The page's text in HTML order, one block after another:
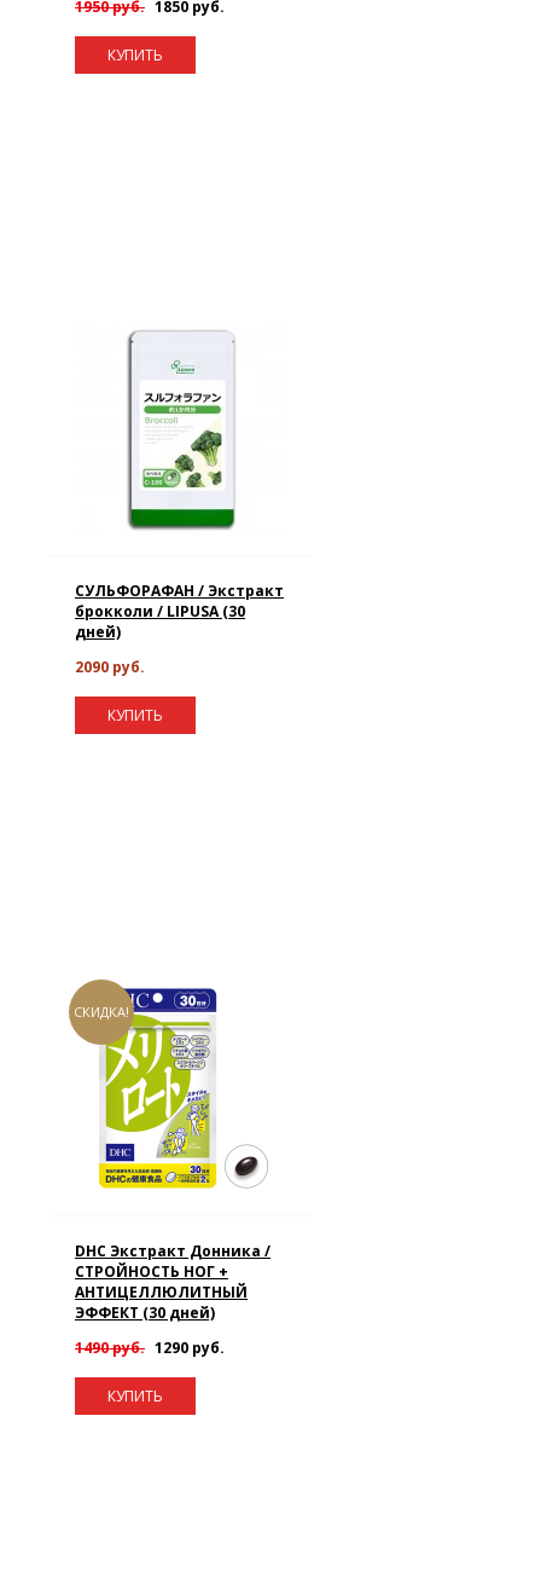
1950 руб. 1850 руб.
КУПИТЬ
СУЛЬФОРАФАН / Экстракт
брокколи / LIPUSA (30
дней)
2090 руб.
КУПИТЬ
СКИДКА!
DHC Экстракт Донника /
СТРОЙНОСТЬ НОГ +
АНТИЦЕЛЛЮЛИТНЫЙ
ЭФФЕКТ (30 дней)
1490 руб. 1290 руб.
КУПИТЬ